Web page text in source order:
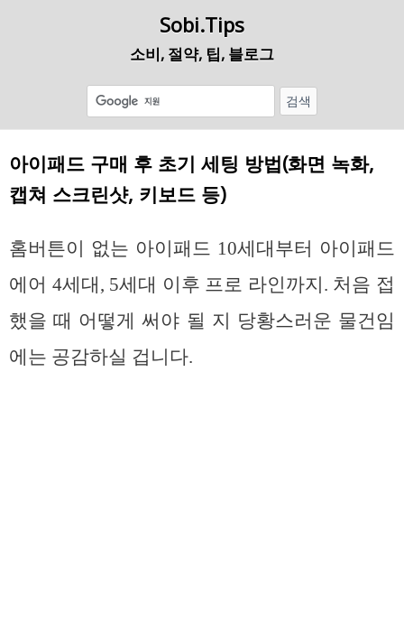
Sobi.Tips
소비, 절약, 팁, 블로그
아이패드 구매 후 초기 세팅 방법(화면 녹화,
캡쳐 스크린샷, 키보드 등)
홈버튼이 없는 아이패드 10세대부터 아이패드
에어 4세대, 5세대 이후 프로 라인까지. 처음 접
했을 때 어떻게 써야 될 지 당황스러운 물건임
에는 공감하실 겁니다.